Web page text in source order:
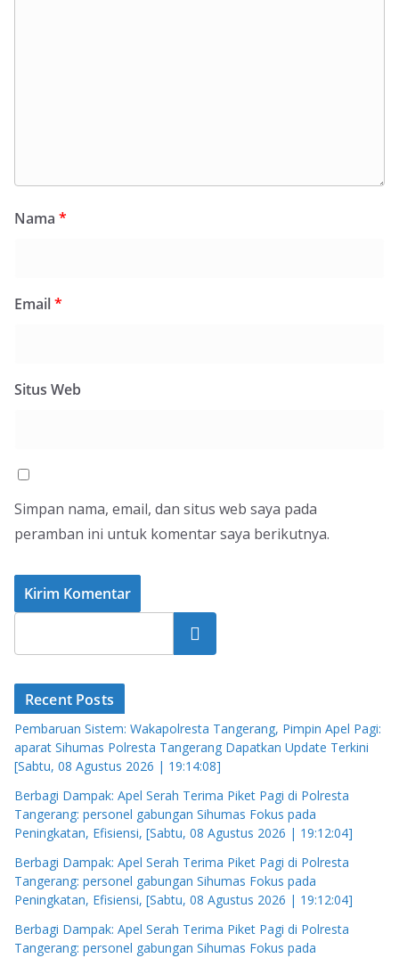
Nama *
Email*
Situs Web
Simpan nama, email, dan situs web saya pada
peramban ini untuk komentar saya berikutnya.
Cari
Recent Posts
Pembaruan Sistem: Wakapolresta Tangerang, Pimpin Apel Pagi:
aparat Sihumas Polresta Tangerang Dapatkan Update Terkini
[Sabtu, 08 Agustus 2026 | 19:14:08]
Berbagi Dampak: Apel Serah Terima Piket Pagi di Polresta
Tangerang: personel gabungan Sihumas Fokus pada
Peningkatan, Efisiensi, [Sabtu, 08 Agustus 2026 | 19:12:04]
Berbagi Dampak: Apel Serah Terima Piket Pagi di Polresta
Tangerang: personel gabungan Sihumas Fokus pada
Peningkatan, Efisiensi, [Sabtu, 08 Agustus 2026 | 19:12:04]
Berbagi Dampak: Apel Serah Terima Piket Pagi di Polresta
Tangerang: personel gabungan Sihumas Fokus pada